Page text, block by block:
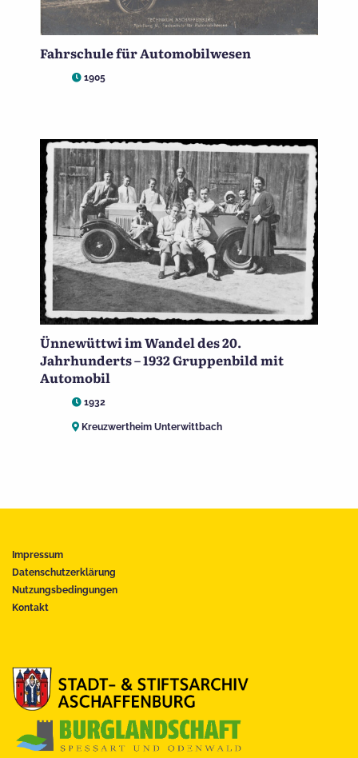
Fahrschule für Automobilwesen
1905
Ünnewüttwi im Wandel des 20.
Jahrhunderts – 1932 Gruppenbild mit
Automobil
1932
Kreuzwertheim Unterwittbach
Impressum
Datenschutzerklärung
Nutzungsbedingungen
Kontakt